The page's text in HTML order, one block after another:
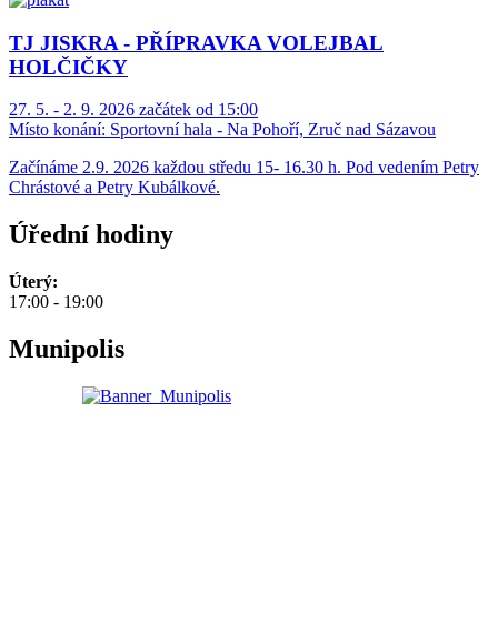
TJ JISKRA - PŘÍPRAVKA VOLEJBAL
HOLČIČKY
27. 5. - 2. 9. 2026 začátek od 15:00
Místo konání: Sportovní hala - Na Pohoří, Zruč nad Sázavou
Začínáme 2.9. 2026 každou středu 15- 16.30 h. Pod vedením Petry
Chrástové a Petry Kubálkové.
Úřední hodiny
Úterý:
17:00 - 19:00
Munipolis